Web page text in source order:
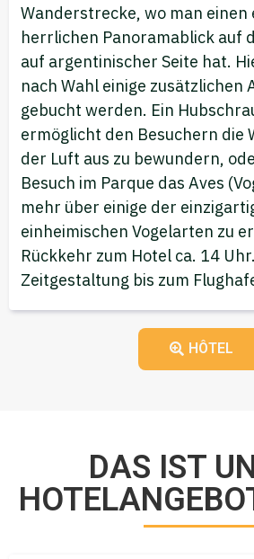
Wanderstrecke, wo man einen
herrlichen Panoramablick auf
auf argentinischer Seite hat.
nach Wahl einige zusätzlichen
gebucht werden. Ein
ermöglicht den Besuchern die
der Luft aus zu bewundern,
Besuch im Parque das Aves
mehr über einige der
einheimischen Vogelarten zu
Rückkehr zum Hotel ca. 14
Zeitgestaltung bis zum
HÔTEL
DAS IST